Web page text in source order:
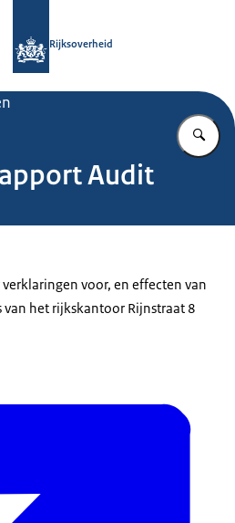
Rijksoverheid
Audit
voor, en effecten van
het rijkskantoor Rijnstraat 8